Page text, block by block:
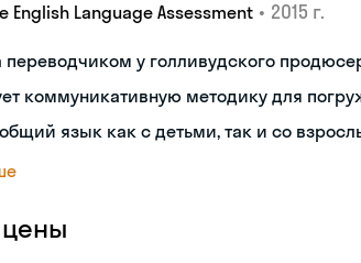
English Language Assessment • 2015 г.
переводчиком у голливудского
коммуникативную методику для
язык как с детьми, так и со
цены